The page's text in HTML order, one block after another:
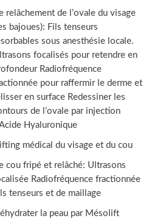
relâchement de l’ovale du visage
bajoues): Fils tenseurs
sous anesthésie locale.
focalisés pour retendre en
Radiofréquence
pour raffermir le derme et
en surface Redessiner les
de l’ovale par injection
Hyaluronique
médical du visage et du cou
cou fripé et relâché: Ultrasons
Radiofréquence fractionnée
tenseurs et de maillage
la peau par Mésolift